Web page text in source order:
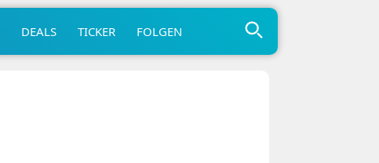
DEALS TICKER FOLGEN